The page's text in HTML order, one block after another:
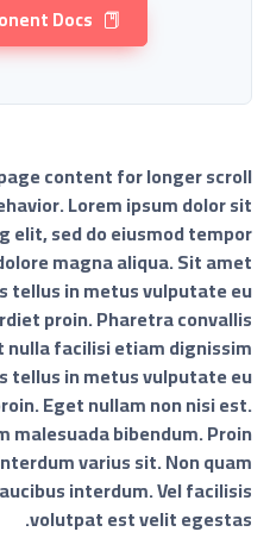
Docs
content for longer scroll
Lorem ipsum dolor sit
elit, sed do eiusmod tempor
magna aliqua. Sit amet
tellus in metus vulputate eu
proin. Pharetra convallis
nulla facilisi etiam dignissim
tellus in metus vulputate eu
Eget nullam non nisi est.
malesuada bibendum. Proin
varius sit. Non quam
interdum. Vel facilisis
volutpat est velit egestas.